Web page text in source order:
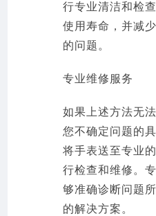
行专业清洁和检
使用寿命，并减
的问题。
专业维修服务
如果上述方法无
您不确定问题的
将手表送至专业
行检查和维修。
够准确诊断问题
的解决方案。